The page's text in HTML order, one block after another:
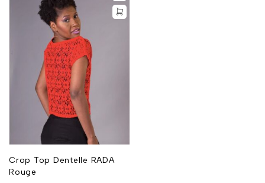
Crop Top Dentelle RADA
Rouge